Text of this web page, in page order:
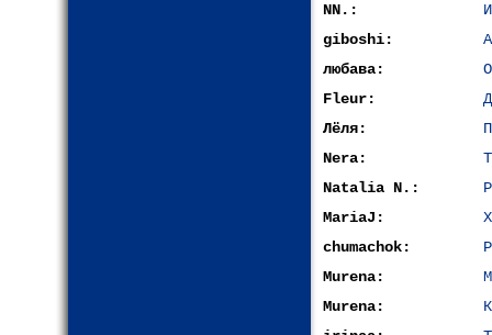
NN.:
giboshi:
любава:
Fleur:
Лёля:
Nera:
Natalia N.:
MariaJ:
chumachok:
Murena:
Murena: